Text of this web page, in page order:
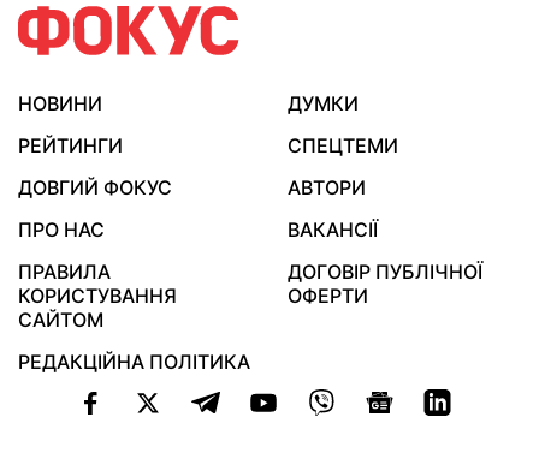
НОВИНИ
ДУМКИ
РЕЙТИНГИ
СПЕЦТЕМИ
ДОВГИЙ ФОКУС
АВТОРИ
ПРО НАС
ВАКАНСІЇ
ПРАВИЛА
КОРИСТУВАННЯ
САЙТОМ
ДОГОВІР ПУБЛІЧНОЇ
ОФЕРТИ
РЕДАКЦІЙНА ПОЛІТИКА